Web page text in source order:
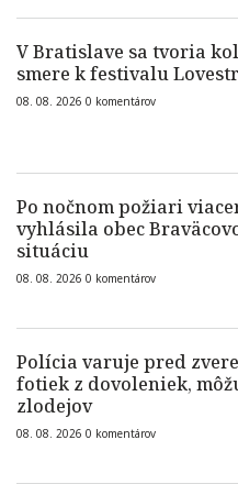
V Bratislave sa tvoria
smere k festivalu
08. 08. 2026 0 komentárov
Po nočnom požiari
vyhlásila obec
situáciu
08. 08. 2026 0 komentárov
Polícia varuje pred
fotiek z dovoleniek,
zlodejov
08. 08. 2026 0 komentárov